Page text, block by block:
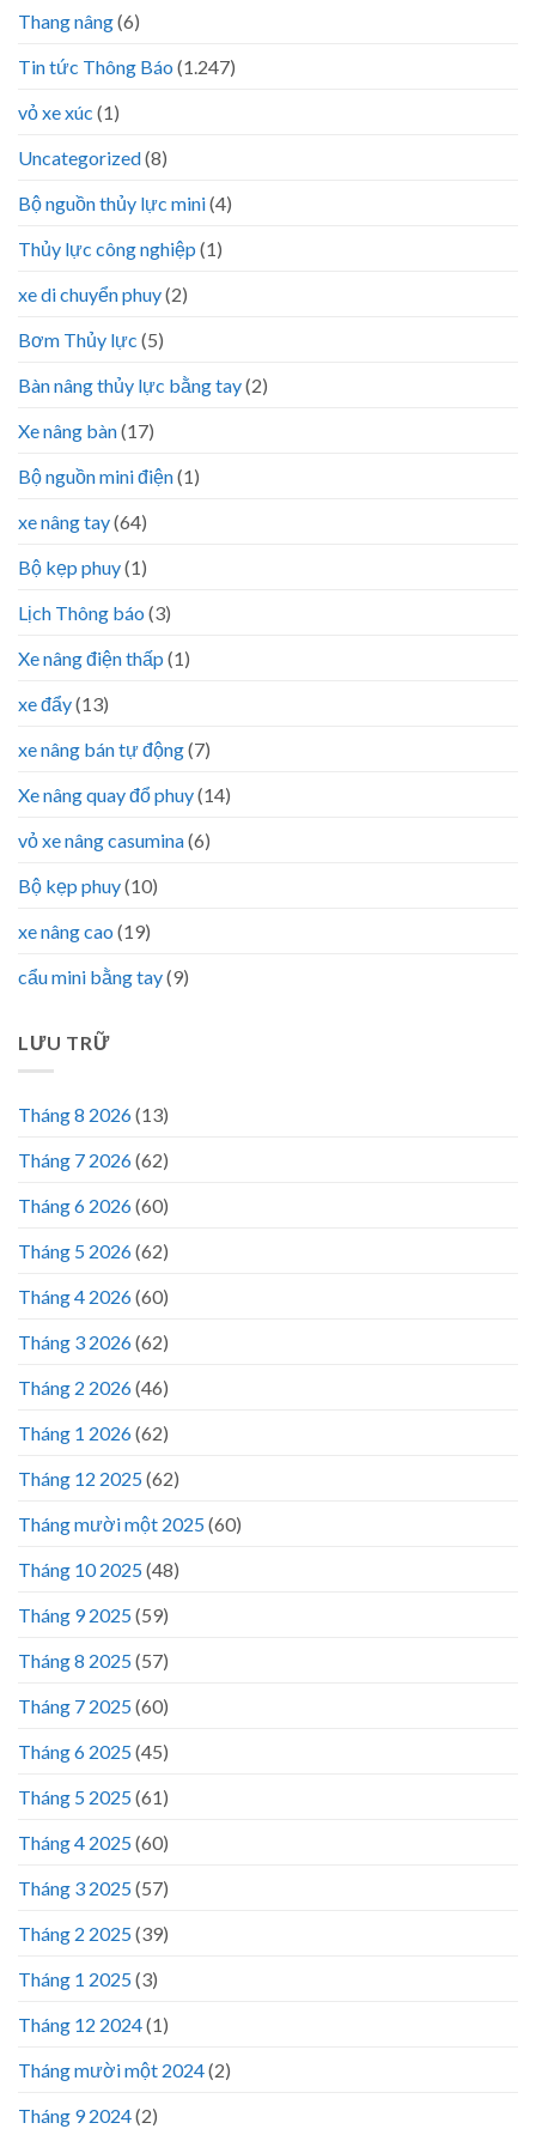
Thang nâng(6)
Tin tức Thông Báo (1.247)
vỏ xe xúc (1)
Uncategorized(8)
Bộ nguồn thủy lực mini(4)
Thủy lực công nghiệp (1)
xe di chuyển phuy(2)
Bơm Thủy lực (5)
Bàn nâng thủy lực bằng tay(2)
Xe nâng bàn(17)
Bộ nguồn mini điện(1)
xe nâng tay(64)
Bộ kẹp phuy(1)
Lịch Thông báo (3)
Xe nâng điện thấp (1)
xe đẩy(13)
xe nâng bán tự động(7)
Xe nâng quay đổ phuy(14)
vỏ xe nâng casumina(6)
Bộ kẹp phuy(10)
xe nâng cao (19)
cẩu mini bằng tay(9)
LƯU TRỮ
Tháng 8 2026(13)
Tháng 7 2026(62)
Tháng 6 2026(60)
Tháng 5 2026(62)
Tháng 4 2026(60)
Tháng 3 2026(62)
Tháng 2 2026(46)
Tháng 1 2026(62)
Tháng 12 2025(62)
Tháng mười một 2025(60)
Tháng 10 2025(48)
Tháng 9 2025(59)
Tháng 8 2025(57)
Tháng 7 2025(60)
Tháng 6 2025(45)
Tháng 5 2025(61)
Tháng 4 2025(60)
Tháng 3 2025(57)
Tháng 2 2025(39)
Tháng 1 2025(3)
Tháng 12 2024(1)
Tháng mười một 2024(2)
Tháng 9 2024(2)